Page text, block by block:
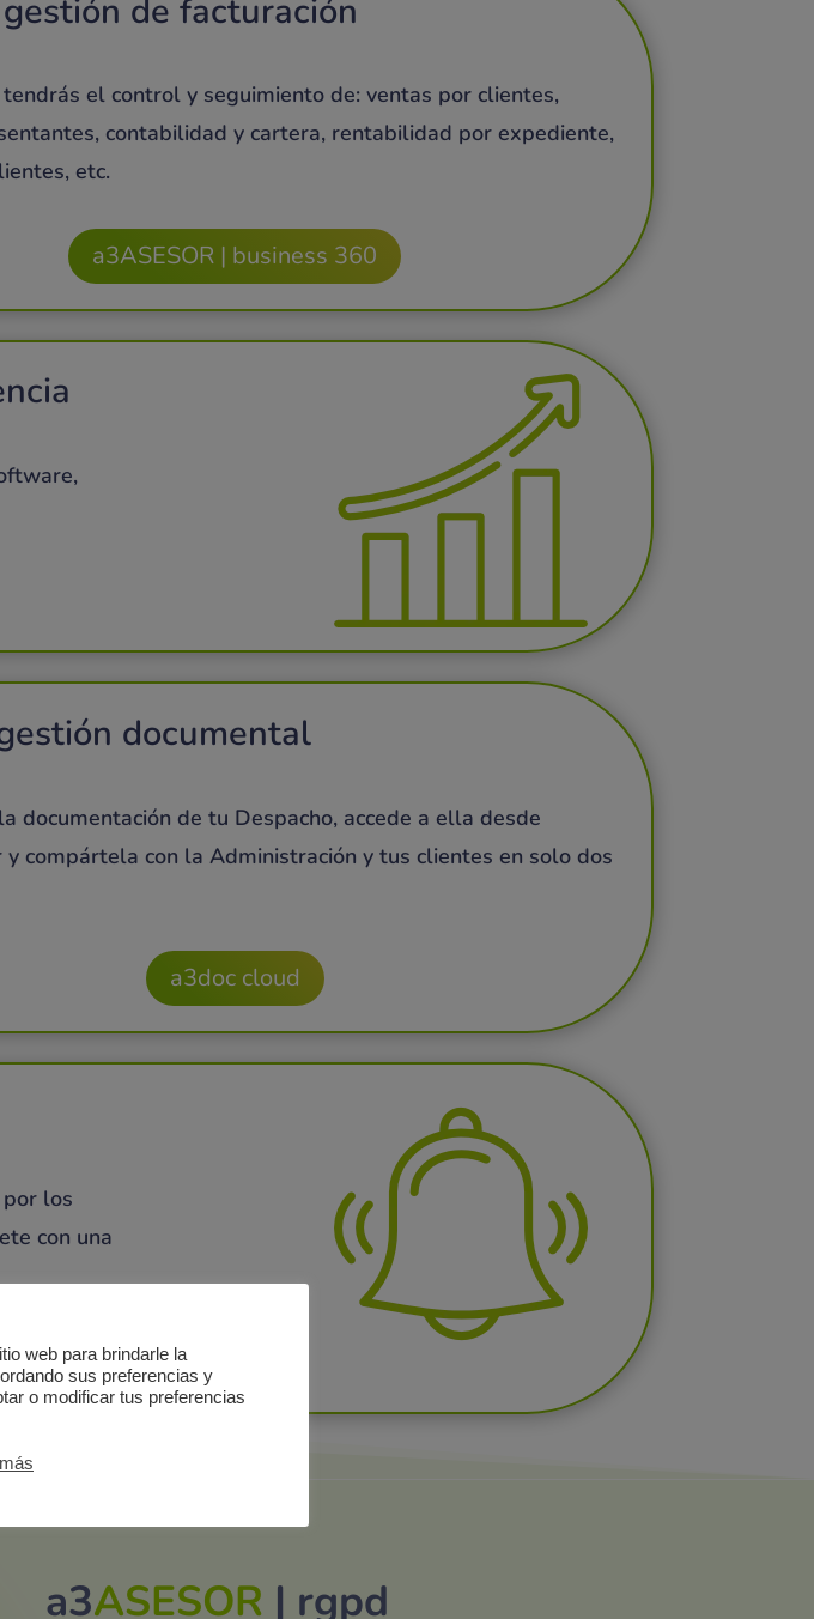
de facturación
tendrás el control y seguimiento de: ventas por clientes,
contabilidad y cartera, rentabilidad por expediente,
etc.
a3ASESOR | business 360
documental
documentación de tu Despacho, accede a ella desde
y compártela con la Administración y tus clientes en solo dos
a3doc cloud
los
con una
a3ASESOR | rgpd
web para brindarle la
sus preferencias y
o modificar tus preferencias